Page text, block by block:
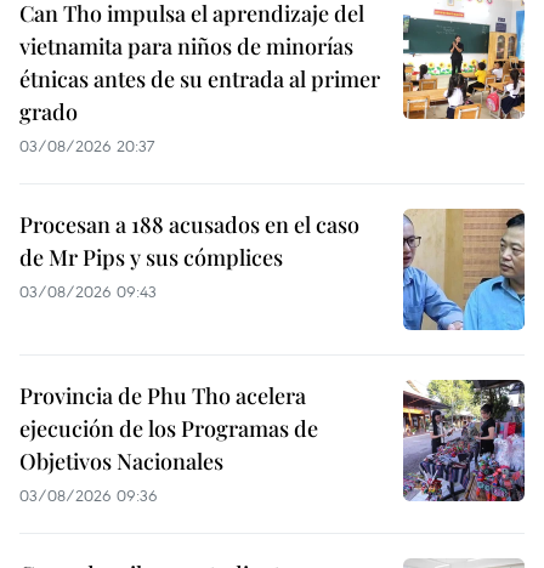
Can Tho impulsa el aprendizaje del
vietnamita para niños de minorías
étnicas antes de su entrada al primer
grado
03/08/2026 20:37
Procesan a 188 acusados en el caso
de Mr Pips y sus cómplices
03/08/2026 09:43
Provincia de Phu Tho acelera
ejecución de los Programas de
Objetivos Nacionales
03/08/2026 09:36